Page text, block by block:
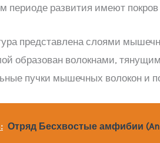
периоде развития имеют
представлена слоями
образован волокнами,
пучки мышечных волокон и
Отряд Бесхвостые амфибии